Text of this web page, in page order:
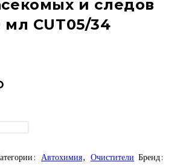
и следов
мл CUT05/34
Автохимия, Очистители Бренд: